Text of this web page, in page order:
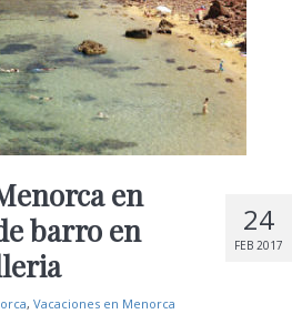
24
FEB 2017
en
barro en
, Vacaciones en Menorca